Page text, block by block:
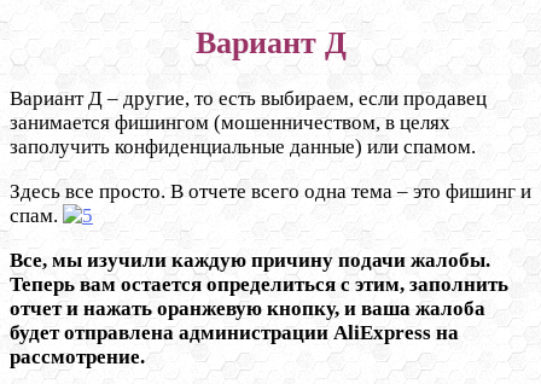
Вариант Д
Вариант Д – другие, то есть выбираем, если продавец
занимается фишингом (мошенничеством, в целях
заполучить конфиденциальные данные) или спамом.
Здесь все просто. В отчете всего одна тема – это фишинг и
спам.
Все, мы изучили каждую причину подачи жалобы.
Теперь вам остается определиться с этим, заполнить
отчет и нажать оранжевую кнопку, и ваша жалоба
будет отправлена администрации AliExpress на
рассмотрение.